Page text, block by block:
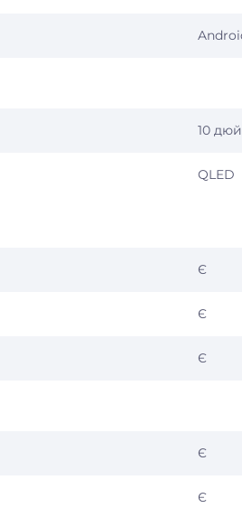
10
QLED
Є
Є
Є
Є
Є